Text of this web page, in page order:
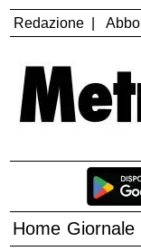
Redazione
Home Giornale